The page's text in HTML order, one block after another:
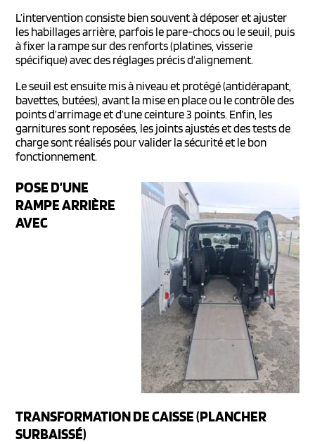
L’intervention consiste bien souvent à déposer et ajuster
les habillages arrière, parfois le pare-chocs ou le seuil, puis
à fixer la rampe sur des renforts (platines, visserie
spécifique) avec des réglages précis d’alignement.
Le seuil est ensuite mis à niveau et protégé (antidérapant,
bavettes, butées), avant la mise en place ou le contrôle des
points d’arrimage et d’une ceinture 3 points. Enfin, les
garnitures sont reposées, les joints ajustés et des tests de
charge sont réalisés pour valider la sécurité et le bon
fonctionnement.
POSE D’UNE
RAMPE ARRIÈRE
AVEC
TRANSFORMATION DE CAISSE (PLANCHER
SURBAISSÉ)